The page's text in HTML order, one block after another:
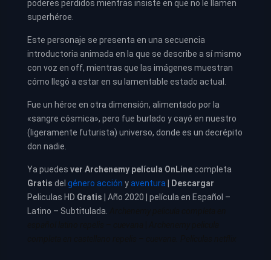
poderes perdidos mientras insiste en que no le llamen
superhéroe.
Este personaje se presenta en una secuencia
introductoria animada en la que se describe a sí mismo
con voz en off, mientras que las imágenes muestran
cómo llegó a estar en su lamentable estado actual.
Fue un héroe en otra dimensión, alimentado por la
«sangre cósmica», pero fue burlado y cayó en nuestro
(ligeramente futurista) universo, donde es un decrépito
don nadie.
Ya puedes ver Archenemy película OnLinecompleta
Gratis del género acción yaventura
Descargar
Peliculas HD Gratis | Año 2020 | película en Español –
Latino – Subtitulada.